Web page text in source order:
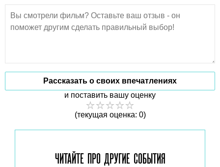
Рассказать о своих впечатлениях
и поставить вашу оценку
(текущая оценка: 0)
ЧИТАЙТЕ ПРО ДРУГИЕ СОБЫТИЯ